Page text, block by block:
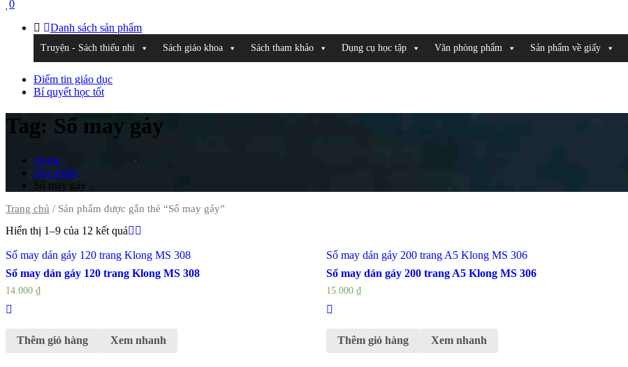
0
Danh sách sản phẩm
Truyện - Sách thiếu nhi Sách giáo khoa Sách tham khảo Dụng cụ học tập Văn phòng phẩm Sản phẩm về giấy
Điểm tin giáo dục
Bí quyết học tốt
Tag: Sổ may gáy
Home
Sản phẩm
Sổ may gáy
Trang chủ / Sản phẩm được gắn thẻ “Sổ may gáy”
Hiển thị 1–9 của 12 kết quả
Sổ may dán gáy 120 trang Klong MS 308
Sổ may dán gáy 120 trang Klong MS 308
14.000 ₫
Thêm giỏ hàng Xem nhanh
Sổ may dán gáy 200 trang A5 Klong MS 306
Sổ may dán gáy 200 trang A5 Klong MS 306
15.000 ₫
Thêm giỏ hàng Xem nhanh